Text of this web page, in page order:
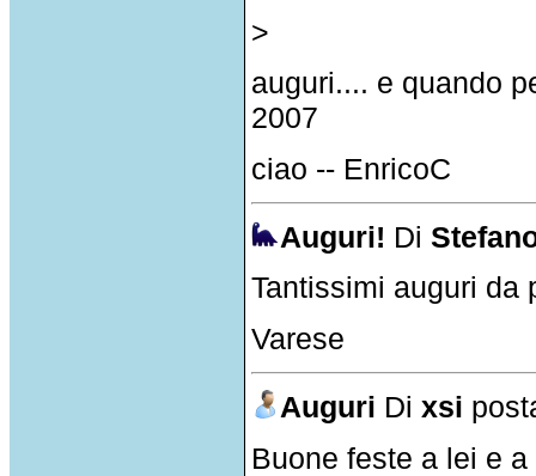
>
auguri.... e quando
2007
ciao -- EnricoC
Auguri! Di
Tantissimi auguri da
Varese
Auguri Dixsi
Buone feste a lei e